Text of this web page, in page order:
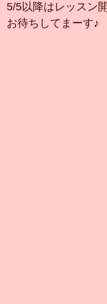
5/5以降はレッスン
お待ちしてまーす♪